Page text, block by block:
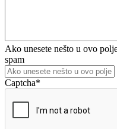
Ako unesete nešto u ovo
spam
Captcha*